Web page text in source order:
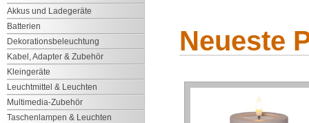
Akkus und Ladegeräte
Batterien
Dekorationsbeleuchtung
Kabel, Adapter & Zubehör
Kleingeräte
Leuchtmittel & Leuchten
Multimedia-Zubehör
Taschenlampen & Leuchten
Neueste